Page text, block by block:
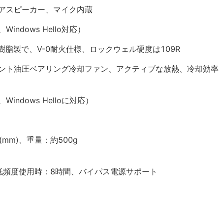
スピーカー、マイク内蔵
Windows Hello対応）
脂製で、V-0耐火仕様、ロックウェル硬度は109R
ト油圧ベアリング冷却ファン、アクティブな放熱、冷却効率
Windows Helloに対応）
、重量：約500g
度使用時：8時間、バイパス電源サポート